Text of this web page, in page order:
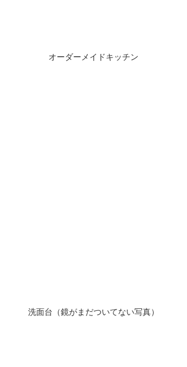
オーダーメイドキッチン
洗面台（鏡がまだついてない写真）